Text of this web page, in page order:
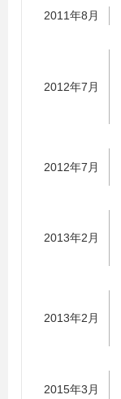
2011年8月
2012年7月
2012年7月
2013年2月
2013年2月
2015年3月